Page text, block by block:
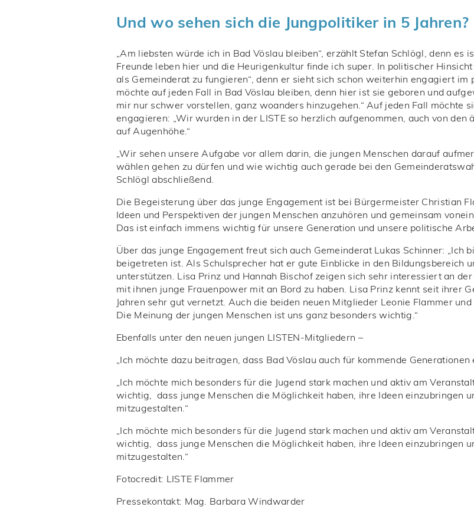
Und wo sehen sich die Jungpolitiker in 5 Jahren?
„Am liebsten würde ich in Bad Vöslau bleiben“, erzählt Stefan Schlögl, denn es
Freunde leben hier und die Heurigenkultur finde ich super. In politischer
als Gemeinderat zu fungieren“, denn er sieht sich schon weiterhin engagiert im
möchte auf jeden Fall in Bad Vöslau bleiben, denn hier ist sie geboren und
mir nur schwer vorstellen, ganz woanders hinzugehen.“ Auf jeden Fall möchte
engagieren: „Wir wurden in der LISTE so herzlich aufgenommen, auch von
auf Augenhöhe.“
„Wir sehen unsere Aufgabe vor allem darin, die jungen Menschen darauf
wählen gehen zu dürfen und wie wichtig auch gerade bei den
Schlögl abschließend.
Die Begeisterung über das junge Engagement ist bei Bürgermeister Christian
Ideen und Perspektiven der jungen Menschen anzuhören und gemeinsam
Das ist einfach immens wichtig für unsere Generation und unsere politische
Über das junge Engagement freut sich auch Gemeinderat Lukas Schinner: „Ich
beigetreten ist. Als Schulsprecher hat er gute Einblicke in den Bildungsbereich
unterstützen. Lisa Prinz und Hannah Bischof zeigen sich sehr interessiert an
mit ihnen junge Frauenpower mit an Bord zu haben. Lisa Prinz kennt seit ihrer
Jahren sehr gut vernetzt. Auch die beiden neuen Mitglieder Leonie Flammer
Die Meinung der jungen Menschen ist uns ganz besonders wichtig.“
Ebenfalls unter den neuen jungen LISTEN-Mitgliedern –
„Ich möchte dazu beitragen, dass Bad Vöslau auch für kommende
„Ich möchte mich besonders für die Jugend stark machen und aktiv am
wichtig, dass junge Menschen die Möglichkeit haben, ihre Ideen einzubringen
mitzugestalten.“
„Ich möchte mich besonders für die Jugend stark machen und aktiv am
wichtig, dass junge Menschen die Möglichkeit haben, ihre Ideen einzubringen
mitzugestalten.“
Fotocredit: LISTE Flammer
Pressekontakt: Mag. Barbara Windwarder